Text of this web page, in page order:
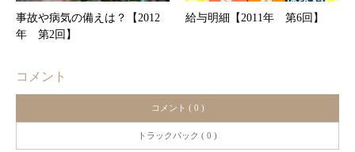
事故や病気の備えは？【2012
年 第2回】
給与明細【2011年 第6回】
コメント
コメント ( 0 )
トラックバック ( 0 )